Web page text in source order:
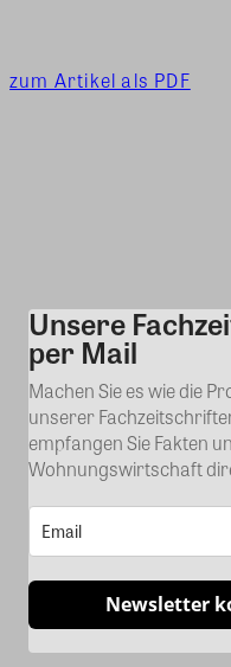
zum Artikel als PDF
Unsere
per Mail
Machen Sie es wie die
unserer
empfangen Sie Fakten
Wohnungswirtschaft
Newsletter